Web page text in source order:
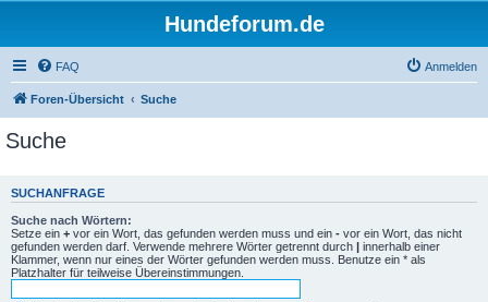
Hundeforum.de
FAQ Anmelden
Foren-Übersicht Suche
Suche
SUCHANFRAGE
Suche nach Wörtern:
Setze ein + vor ein Wort, das gefunden werden muss und ein - vor ein Wort, das nicht
gefunden werden darf. Verwende mehrere Wörter getrennt durch | innerhalb einer
Klammer, wenn nur eines der Wörter gefunden werden muss. Benutze ein * als
Platzhalter für teilweise Übereinstimmungen.